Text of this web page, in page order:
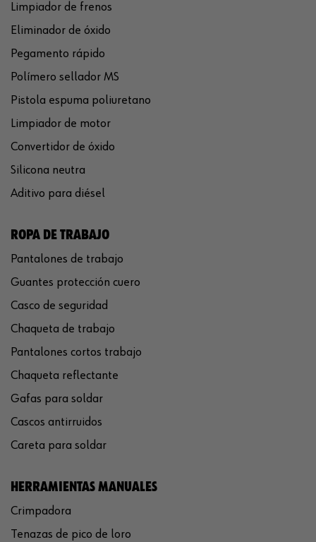
Limpiador de frenos
Eliminador de óxido
Pegamento rápido
Polímero sellador MS
Pistola espuma poliuretano
Limpiador de motor
Convertidor de óxido
Silicona neutra
Aditivo para diésel
ROPA DE TRABAJO
Pantalones de trabajo
Guantes protección cuero
Casco de seguridad
Chaqueta de trabajo
Pantalones cortos trabajo
Chaqueta reflectante
Gafas para soldar
Cascos antirruidos
Careta para soldar
HERRAMIENTAS MANUALES
Crimpadora
Tenazas de pico de loro